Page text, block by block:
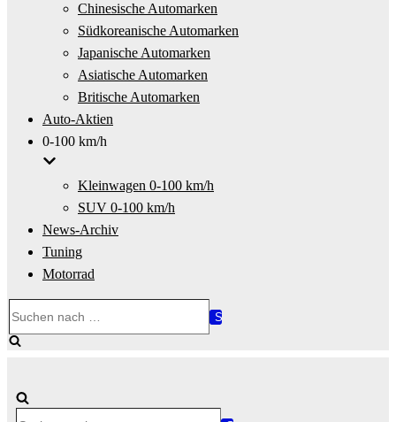
Chinesische Automarken
Südkoreanische Automarken
Japanische Automarken
Asiatische Automarken
Britische Automarken
Auto-Aktien
0-100 km/h
Kleinwagen 0-100 km/h
SUV 0-100 km/h
News-Archiv
Tuning
Motorrad
nach …